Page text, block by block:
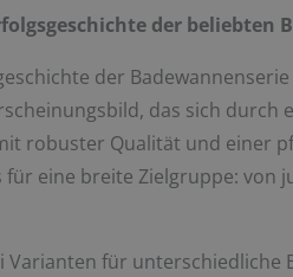
der beliebten
der
das sich durch
robuster Qualität und einer
eine breite Zielgruppe: von
Varianten für